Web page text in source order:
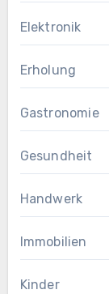
Elektronik
Erholung
Gastronomie
Gesundheit
Handwerk
Immobilien
Kinder